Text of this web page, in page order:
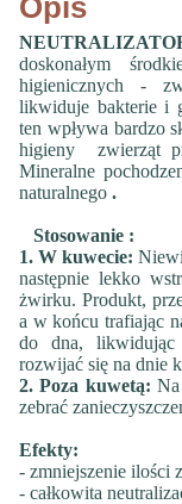
doskonałym
higienicznych -
likwiduje bakterie i
ten wpływa bardzo
higieny zwierząt
Mineralne
naturalnego .
Stosowanie :
1. W kuwecie:
następnie lekko
żwirku. Produkt,
a w końcu trafiając
do dna, likwidując
rozwijać się na dnie
2. Poza kuwetą:
zebrać
Efekty:
- zmniejszenie ilości
- całkowita